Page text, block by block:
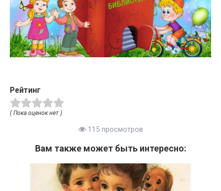
Рейтинг
( Пока оценок нет )
115 просмотров
Вам также может быть интересно: